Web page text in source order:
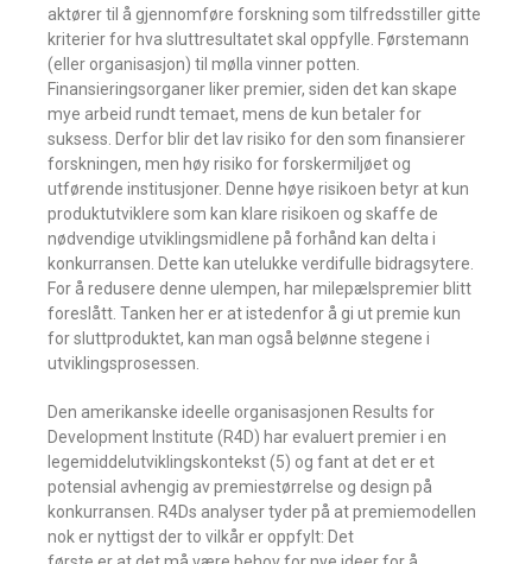
aktører til å gjennomføre forskning som tilfredsstiller gitte
kriterier for hva sluttresultatet skal oppfylle. Førstemann
(eller organisasjon) til mølla vinner potten.
Finansieringsorganer liker premier, siden det kan skape
mye arbeid rundt temaet, mens de kun betaler for
suksess. Derfor blir det lav risiko for den som finansierer
forskningen, men høy risiko for forskermiljøet og
utførende institusjoner. Denne høye risikoen betyr at kun
produktutviklere som kan klare risikoen og skaffe de
nødvendige utviklingsmidlene på forhånd kan delta i
konkurransen. Dette kan utelukke verdifulle bidragsytere.
For å redusere denne ulempen, har milepælspremier blitt
foreslått. Tanken her er at istedenfor å gi ut premie kun
for sluttproduktet, kan man også belønne stegene i
utviklingsprosessen.
Den amerikanske ideelle organisasjonen Results for
Development Institute (R4D) har evaluert premier i en
legemiddelutviklingskontekst (5) og fant at det er et
potensial avhengig av premiestørrelse og design på
konkurransen. R4Ds analyser tyder på at premiemodellen
nok er nyttigst der to vilkår er oppfylt: Det